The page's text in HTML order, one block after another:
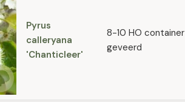
Pyrus
calleryana
'Chanticleer'
8-10 HO container
geveerd